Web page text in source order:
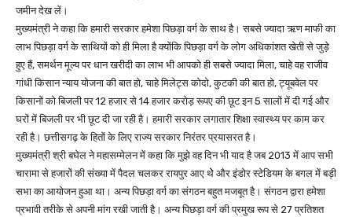
जमीन देख लें।
मुख्यमंत्री ने कहा कि हमारी सरकार हमेशा पिछड़ा वर्ग के साथ है। सबसे ज्यादा ऋण माफी का
लाभ पिछड़ा वर्ग के साथियों को ही मिला है क्योंकि पिछड़ा वर्ग के लोग अधिकांशत खेती से जुड़े
हुए हैं, समर्थन मूल्य पर धान खरीदी का लाभ भी आपको ही सबसे ज्यादा मिला, चाहे वह राजीव
गांधी किसान न्याय योजना की बात हो, चाहे मिलेट्स कोदो, कुटकी की बात हो, ट्यूबवेल पर
किसानों को बिजली पर 12 हजार से 14 हजार करोड़ रूपए की छूट इन 5 सालों में दी गई और
घरों में बिजली पर भी छूट दी जा रही है। हमारी सरकार लगातार शिक्षा स्वास्थ्य पर काम कर
रही है। छत्तीसगढ़ के हितों के लिए राज्य सरकार निरंतर प्रयासरत है।
मुख्यमंत्री श्री बघेल ने महासम्मेलन में कहा कि मुझे वह दिन भी याद है जब 2013 में आप सभी
चारामा से हजारों की संख्या में पैदल चलकर रायपुर आए थेे और इंडोर स्टेडियम के बगल में बड़ी
सभा का आयोजन हुआ था। अन्य पिछड़ा वर्ग का संगठन बहुत मजबूत है। संगठन द्वारा हमेशा
प्रभावी तरीके से अपनी मांग रखी जाती है। अन्य पिछड़ा वर्ग की प्रमुख रूप से 27 प्रतिशत